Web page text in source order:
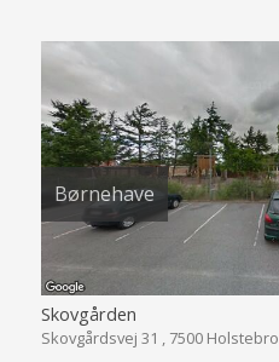
Børnehave
Skovgården
Skovgårdsvej 31 , 7500 Holstebro